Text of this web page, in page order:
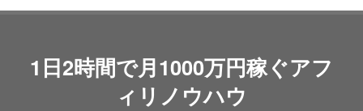
1日2時間で月1000万円稼ぐアフ
ィリノウハウ